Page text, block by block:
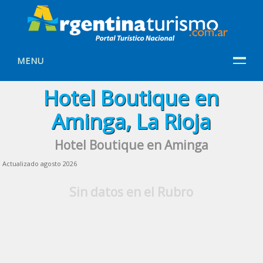
MENU
Hotel Boutique en
Aminga, La Rioja
Hotel Boutique en Aminga
Actualizado agosto 2026
Sin datos en el Rubro